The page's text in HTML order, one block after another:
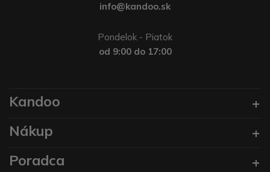
info@kandoo.sk
Pondelok - Piatok
od 9:00 do 17:00
Kandoo
Nákup
Poradca